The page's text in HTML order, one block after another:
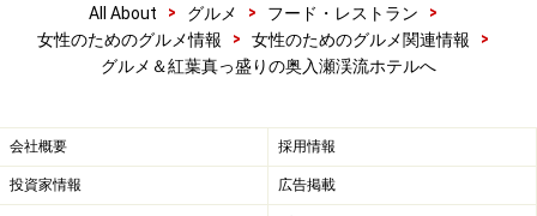
All About > グルメ > フード・レストラン
>
女性のためのグルメ情報
> 女性のためのグルメ関連情報
>
グルメ＆紅葉真っ盛りの奥入瀬渓流ホテルへ
会社概要 採用情報
投資家情報 広告掲載